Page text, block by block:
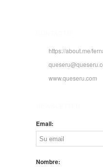
https://about.me/
www.queseru.com
Email:
Nombre: